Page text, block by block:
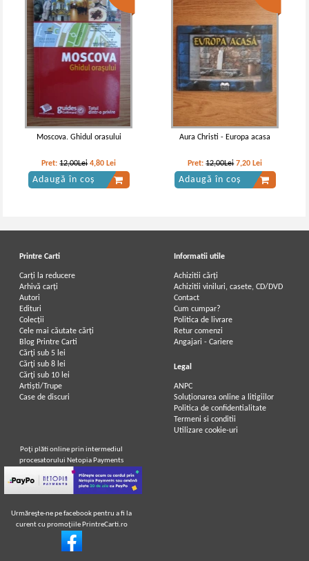
Moscova. Ghidul orasului
Pret:12,00Lei 4,80 Lei
Adaugă în coș
Aura Christi - Europa acasa
Pret:12,00Lei 7,20 Lei
Adaugă în coș
Printre Carti
Carți la reducere
Arhivă carți
Autori
Edituri
Colecții
Cele mai căutate cărți
Blog Printre Carti
Cărţi sub 5 lei
Cărţi sub 8 lei
Cărţi sub 10 lei
Artiști/Trupe
Case de discuri
Informatii utile
Achizitii cărți
Achizitii viniluri, casete, CD/DVD
Contact
Cum cumpar?
Politica de livrare
Retur comenzi
Angajari - Cariere
Legal
ANPC
Soluționarea online a litigiilor
Politica de confidentialitate
Termeni si conditii
Utilizare cookie-uri
Poţi plăti online prin intermediul
procesatorului Netopia Payments
Urmăreşte-ne pe facebook pentru a fi la
curent cu promoţiile PrintreCarti.ro